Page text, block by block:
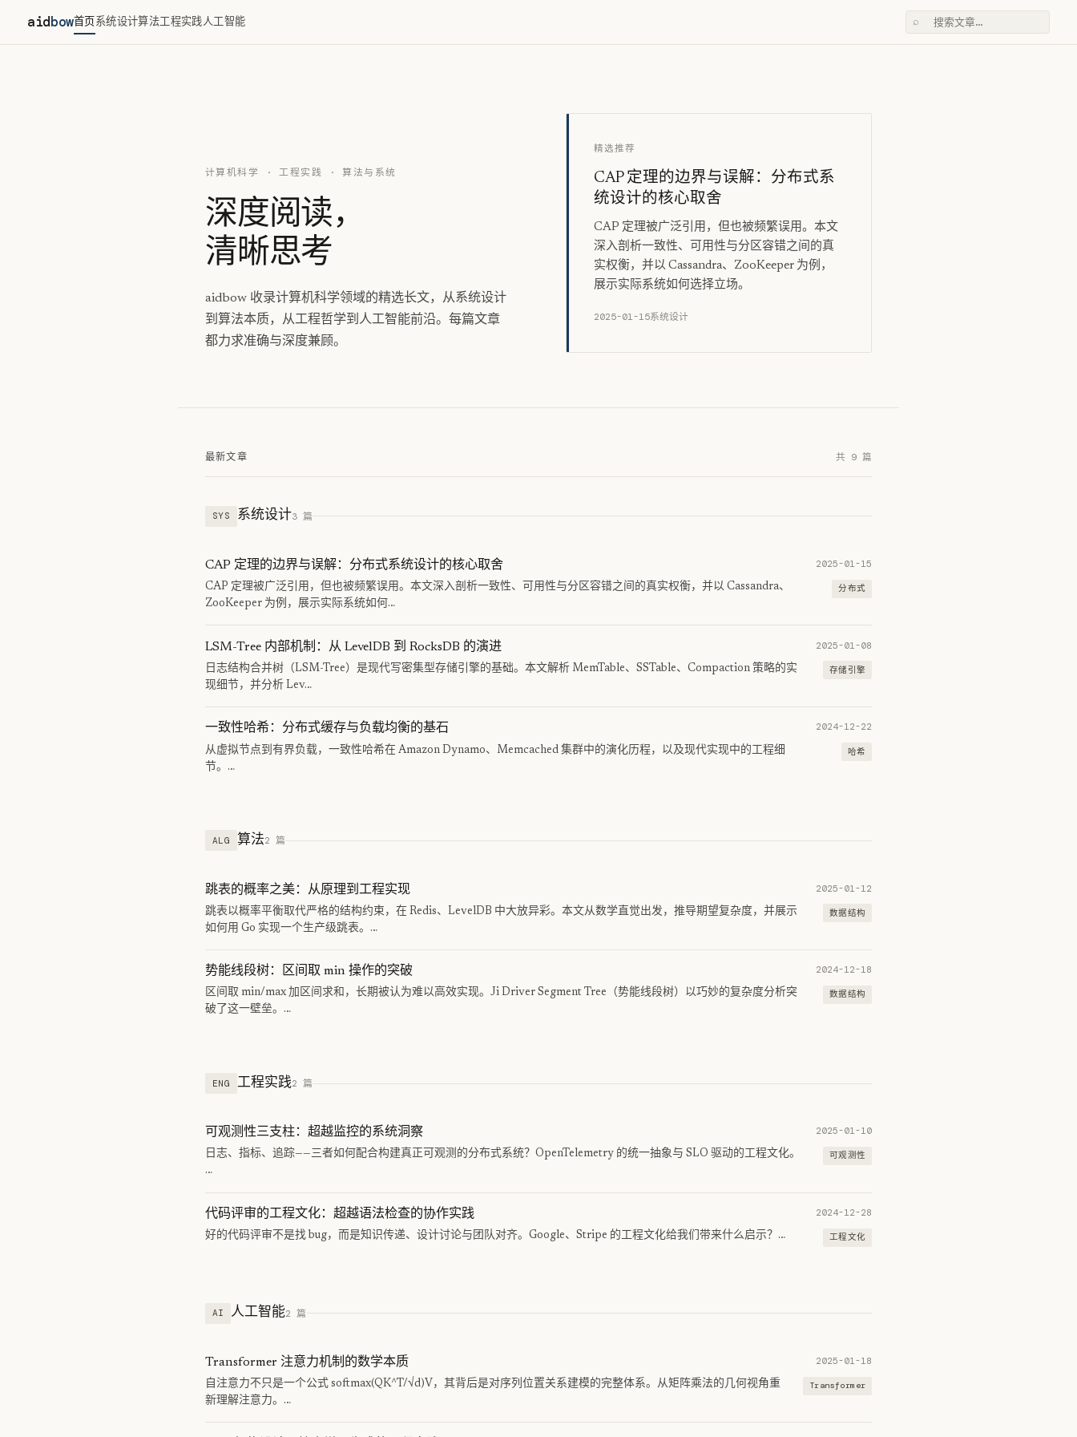
aidbow首页系统设计算法工程实践人工智能 ⌕
计算机科学 · 工程实践 · 算法与系统
深度阅读，
清晰思考
aidbow 收录计算机科学领域的精选长文，从系统设计
到算法本质，从工程哲学到人工智能前沿。每篇文章
都力求准确与深度兼顾。
精选推荐
CAP 定理的边界与误解：分布式系
统设计的核心取舍
CAP 定理被广泛引用，但也被频繁误用。本文
深入剖析一致性、可用性与分区容错之间的真
实权衡，并以 Cassandra、ZooKeeper 为例，
展示实际系统如何选择立场。
2025-01-15系统设计
最新文章 共 9 篇
SYS 系统设计3 篇
CAP 定理的边界与误解：分布式系统设计的核心取舍
CAP 定理被广泛引用，但也被频繁误用。本文深入剖析一致性、可用性与分区容错之间的真实权衡，并以 Cassandra、
ZooKeeper 为例，展示实际系统如何…
2025-01-15
分布式
LSM-Tree 内部机制：从 LevelDB 到 RocksDB 的演进
日志结构合并树（LSM-Tree）是现代写密集型存储引擎的基础。本文解析 MemTable、SSTable、Compaction 策略的实
现细节，并分析 Lev…
2025-01-08
存储引擎
一致性哈希：分布式缓存与负载均衡的基石
从虚拟节点到有界负载，一致性哈希在 Amazon Dynamo、Memcached 集群中的演化历程，以及现代实现中的工程细
节。…
2024-12-22
哈希
ALG 算法2 篇
跳表的概率之美：从原理到工程实现
跳表以概率平衡取代严格的结构约束，在 Redis、LevelDB 中大放异彩。本文从数学直觉出发，推导期望复杂度，并展示
如何用 Go 实现一个生产级跳表。…
2025-01-12
数据结构
势能线段树：区间取 min 操作的突破
区间取 min/max 加区间求和，长期被认为难以高效实现。Ji Driver Segment Tree（势能线段树）以巧妙的复杂度分析突
破了这一壁垒。…
2024-12-18
数据结构
ENG 工程实践2 篇
可观测性三支柱：超越监控的系统洞察
日志、指标、追踪——三者如何配合构建真正可观测的分布式系统？OpenTelemetry 的统一抽象与 SLO 驱动的工程文化。
…
2025-01-10
可观测性
代码评审的工程文化：超越语法检查的协作实践
好的代码评审不是找 bug，而是知识传递、设计讨论与团队对齐。Google、Stripe 的工程文化给我们带来什么启示？…
2024-12-28
工程文化
AI 人工智能2 篇
Transformer 注意力机制的数学本质
自注意力不只是一个公式 softmax(QK^T/√d)V，其背后是对序列位置关系建模的完整体系。从矩阵乘法的几何视角重
新理解注意力。…
2025-01-18
Transformer